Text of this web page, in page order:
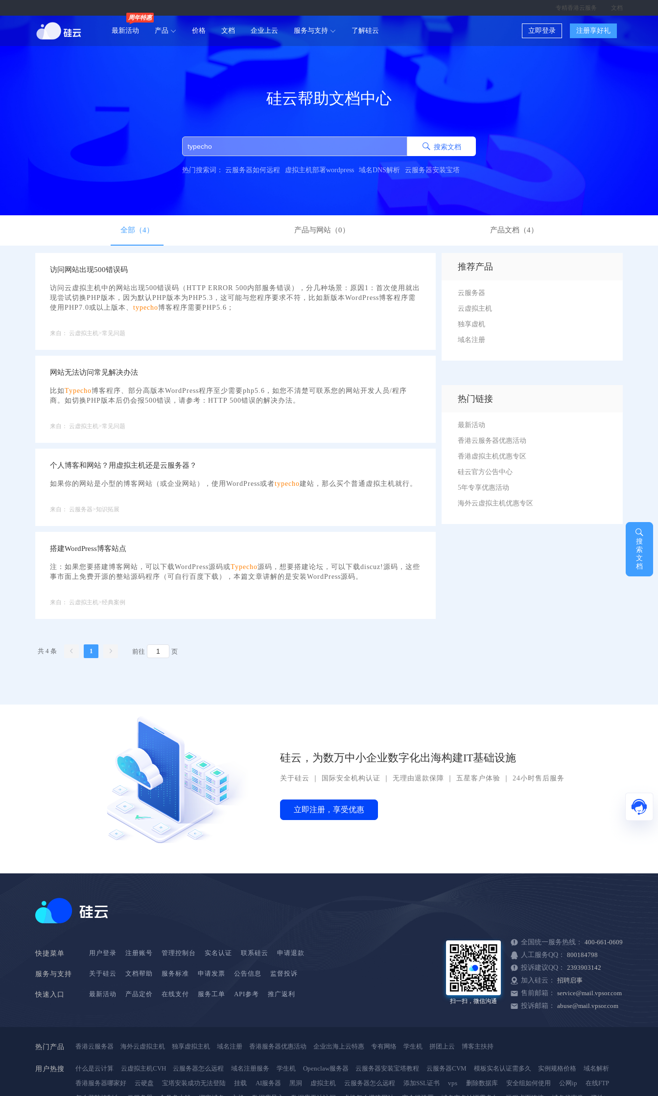
专精香港云服务 文档
最新活动
周年特惠
产品 价格 文档 企业上云 服务与支持 了解硅云 立即登录 注册享好礼
硅云帮助文档中心
搜索文档
热门搜索词： 云服务器如何远程 虚拟主机部署wordpress 域名DNS解析 云服务器安装宝塔
全部（4） 产品与网站（0） 产品文档（4）
访问网站出现500错误码
访问云虚拟主机中的网站出现500错误码（HTTP ERROR 500内部服务错误），分几种场景：原因1：首次使用就出
现尝试切换PHP版本，因为默认PHP版本为PHP5.3，这可能与您程序要求不符，比如新版本WordPress博客程序需
使用PHP7.0或以上版本、 typecho博客程序需要PHP5.6；
来自： 云虚拟主机>常见问题
网站无法访问常见解决办法
比如Typecho博客程序、部分高版本WordPress程序至少需要php5.6，如您不清楚可联系您的网站开发人员/程序
商。如切换PHP版本后仍会报500错误，请参考：HTTP 500错误的解决办法。
来自： 云虚拟主机>常见问题
个人博客和网站？用虚拟主机还是云服务器？
如果你的网站是小型的博客网站（或企业网站），使用WordPress或者typecho建站，那么买个普通虚拟主机就行。
来自： 云服务器>知识拓展
搭建WordPress博客站点
注：如果您要搭建博客网站，可以下载WordPress源码或Typecho源码，想要搭建论坛，可以下载discuz!源码，这些
事市面上免费开源的整站源码程序（可自行百度下载），本篇文章讲解的是安装WordPress源码。
来自： 云虚拟主机>经典案例
共 4 条 1 前往 页
推荐产品
云服务器
云虚拟主机
独享虚机
域名注册
热门链接
最新活动
香港云服务器优惠活动
香港虚拟主机优惠专区
硅云官方公告中心
5年专享优惠活动
海外云虚拟主机优惠专区
硅云，为数万中小企业数字化出海构建IT基础设施
关于硅云 国际安全机构认证 无理由退款保障 五星客户体验 24小时售后服务
立即注册，享受优惠
快捷菜单 用户登录 注册账号 管理控制台 实名认证 联系硅云 申请退款
服务与支持 关于硅云 文档帮助 服务标准 申请发票 公告信息 监督投诉
快速入口 最新活动 产品定价 在线支付 服务工单 API参考 推广返利
扫一扫，微信沟通
全国统一服务热线：
400-661-0609
人工服务QQ：
800184798
投诉建议QQ：
2393903142
加入硅云：
招聘启事
售前邮箱：
service@mail.vpsor.com
投诉邮箱：
abuse@mail.vpsor.com
热门产品 香港云服务器 海外云虚拟主机 独享虚拟主机 域名注册 香港服务器优惠活动 企业出海上云特惠 专有网络 学生机 拼团上云 博客主扶持
用户热搜 什么是云计算 云虚拟主机CVH 云服务器怎么远程 域名注册服务 学生机 Openclaw服务器 云服务器安装宝塔教程 云服务器CVM 模板实名认证需多久 实例规格价格
域名解析
香港服务器哪家好
云硬盘 宝塔安装成功无法登陆 挂载 AI服务器 黑洞 虚拟主机 云服务器怎么远程 添加SSL证书 vps 删除数据库 安全组如何使用 公网ip
在线FTP
搜
索
文
档